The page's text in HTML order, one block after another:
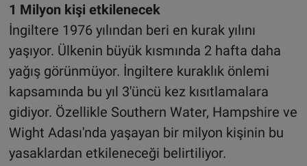
1 Milyon kişi etkilenecek
İngiltere 1976 yılından beri en kurak yılını
yaşıyor. Ülkenin büyük kısmında 2 hafta daha
yağış görünmüyor. İngiltere kuraklık önlemi
kapsamında bu yıl 3'üncü kez kısıtlamalara
gidiyor. Özellikle Southern Water, Hampshire ve
Wight Adası'nda yaşayan bir milyon kişinin bu
yasaklardan etkileneceği belirtiliyor.